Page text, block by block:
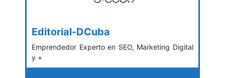
Editorial-DCuba
Emprendedor Experto en SEO, Marketing Digital
y +